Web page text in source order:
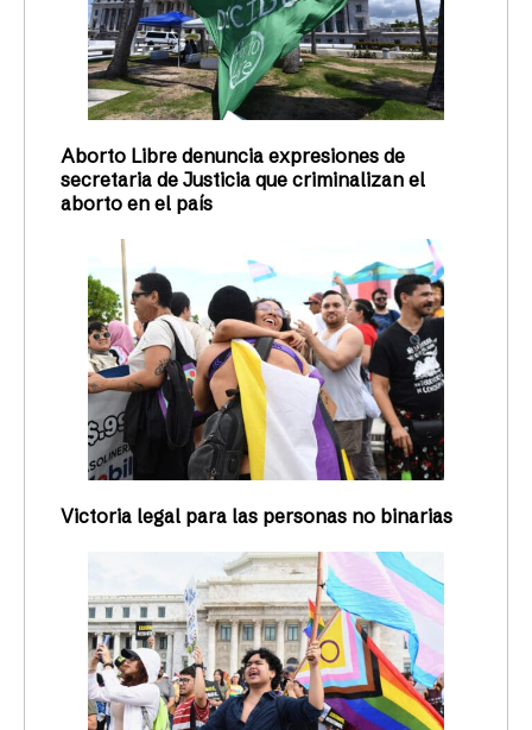
Aborto Libre denuncia expresiones de
secretaria de Justicia que criminalizan el
aborto en el país
Victoria legal para las personas no binarias